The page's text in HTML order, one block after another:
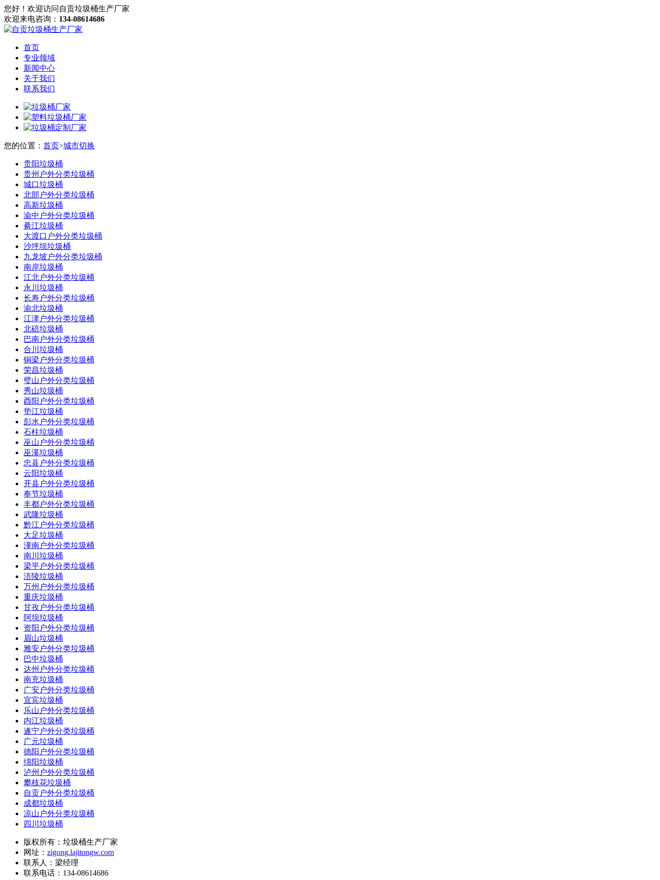
您好！欢迎访问自贡垃圾桶生产厂家
欢迎来电咨询： 134-08614686
首页
专业领域
新闻中心
关于我们
联系我们
您的位置： 首页>城市切换
贵阳垃圾桶
贵州户外分类垃圾桶
城口垃圾桶
北部户外分类垃圾桶
高新垃圾桶
渝中户外分类垃圾桶
綦江垃圾桶
大渡口户外分类垃圾桶
沙坪坝垃圾桶
九龙坡户外分类垃圾桶
南岸垃圾桶
江北户外分类垃圾桶
永川垃圾桶
长寿户外分类垃圾桶
渝北垃圾桶
江津户外分类垃圾桶
北碚垃圾桶
巴南户外分类垃圾桶
合川垃圾桶
铜梁户外分类垃圾桶
荣昌垃圾桶
璧山户外分类垃圾桶
秀山垃圾桶
酉阳户外分类垃圾桶
垫江垃圾桶
彭水户外分类垃圾桶
石柱垃圾桶
巫山户外分类垃圾桶
巫溪垃圾桶
忠县户外分类垃圾桶
云阳垃圾桶
开县户外分类垃圾桶
奉节垃圾桶
丰都户外分类垃圾桶
武隆垃圾桶
黔江户外分类垃圾桶
大足垃圾桶
潼南户外分类垃圾桶
南川垃圾桶
梁平户外分类垃圾桶
涪陵垃圾桶
万州户外分类垃圾桶
重庆垃圾桶
甘孜户外分类垃圾桶
阿坝垃圾桶
资阳户外分类垃圾桶
眉山垃圾桶
雅安户外分类垃圾桶
巴中垃圾桶
达州户外分类垃圾桶
南充垃圾桶
广安户外分类垃圾桶
宜宾垃圾桶
乐山户外分类垃圾桶
内江垃圾桶
遂宁户外分类垃圾桶
广元垃圾桶
德阳户外分类垃圾桶
绵阳垃圾桶
泸州户外分类垃圾桶
攀枝花垃圾桶
自贡户外分类垃圾桶
成都垃圾桶
凉山户外分类垃圾桶
四川垃圾桶
版权所有：垃圾桶生产厂家
网址： zigong.lajitongw.com
联系人：梁经理
联系电话：134-08614686